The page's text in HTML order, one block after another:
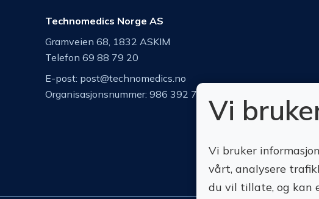
Technomedics Norge AS
Gramveien 68, 1832 ASKIM
Telefon 69 88 79 20
E-post: post@technomedics.no
Organisasjonsnummer: 986 392 742 Vi
Vi bruker
vårt, analysere
du vil tillate, og kan